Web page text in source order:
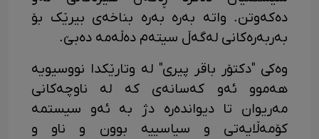
دەکەوتن. واتە بەرە بەرە بناخەی بیرێک بۆ
بەربەرەکانی لەگەڵ سیتەم دەڵەمە دەبێ.
وەکی "دکتۆر باقر پیری" لە وتارێکدا نووسیویە
هەموو ئەو کەسانەی کە لە ناوچەکانی
مەریوان تا دیواندەرە دژ بە ئەو سیستمە
کۆمەڵایەتی و سیاسییە بوون و ناو و